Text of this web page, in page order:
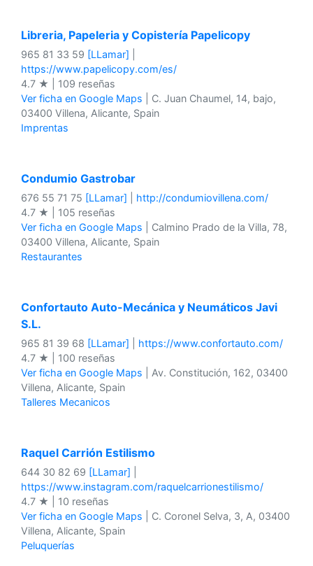
Libreria, Papeleria y Copistería Papelicopy
965 81 33 59 [LLamar]
https://www.papelicopy.com/es/
4.7 ★ | 109 reseñas
Ver ficha en Google Maps | C. Juan Chaumel, 14, bajo,
03400 Villena, Alicante, Spain
Imprentas
Condumio Gastrobar
676 55 71 75 [LLamar]
http://condumiovillena.com/
4.7 ★ | 105 reseñas
Ver ficha en Google Maps | Calmino Prado de la Villa, 78,
03400 Villena, Alicante, Spain
Restaurantes
Confortauto Auto-Mecánica y Neumáticos Javi
S.L.
965 81 39 68 [LLamar]
https://www.confortauto.com/
4.7 ★ | 100 reseñas
Ver ficha en Google Maps | Av. Constitución, 162, 03400
Villena, Alicante, Spain
Talleres Mecanicos
Raquel Carrión Estilismo
644 30 82 69 [LLamar]
https://www.instagram.com/raquelcarrionestilismo/
4.7 ★ | 10 reseñas
Ver ficha en Google Maps | C. Coronel Selva, 3, A, 03400
Villena, Alicante, Spain
Peluquerías